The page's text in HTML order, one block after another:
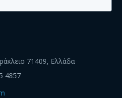
71409, Ελλάδα
4857